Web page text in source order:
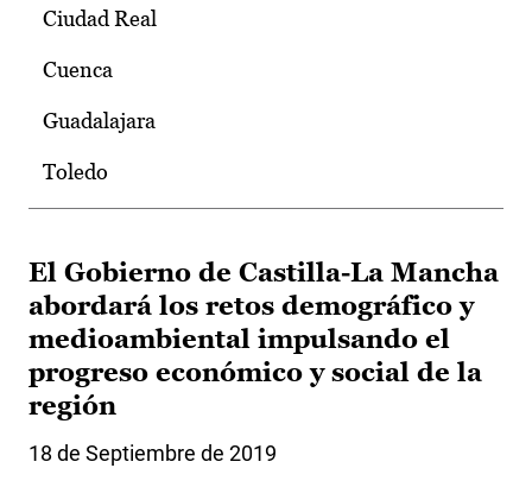
Ciudad Real
Cuenca
Guadalajara
Toledo
El Gobierno de Castilla-La Mancha
abordará los retos demográfico y
medioambiental impulsando el
progreso económico y social de la
región
18 de Septiembre de 2019